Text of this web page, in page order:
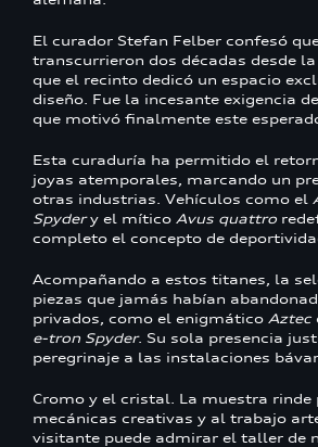
El curador Stefan Felber confesó
transcurrieron dos décadas desde
que el recinto dedicó un espacio
diseño. Fue la incesante exigencia
que motivó finalmente este
Esta curaduría ha permitido el
joyas atemporales, marcando un
otras industrias. Vehículos como el
Spydery el mítico Avus quattro
completo el concepto de
Acompañando a estos titanes, la
piezas que jamás habían
privados, como el enigmático Aztec
e-tron Spyder. Su sola presencia
peregrinaje a las instalaciones
Cromo y el cristal. La muestra rinde
mecánicas creativas y al trabajo
visitante puede admirar el taller de